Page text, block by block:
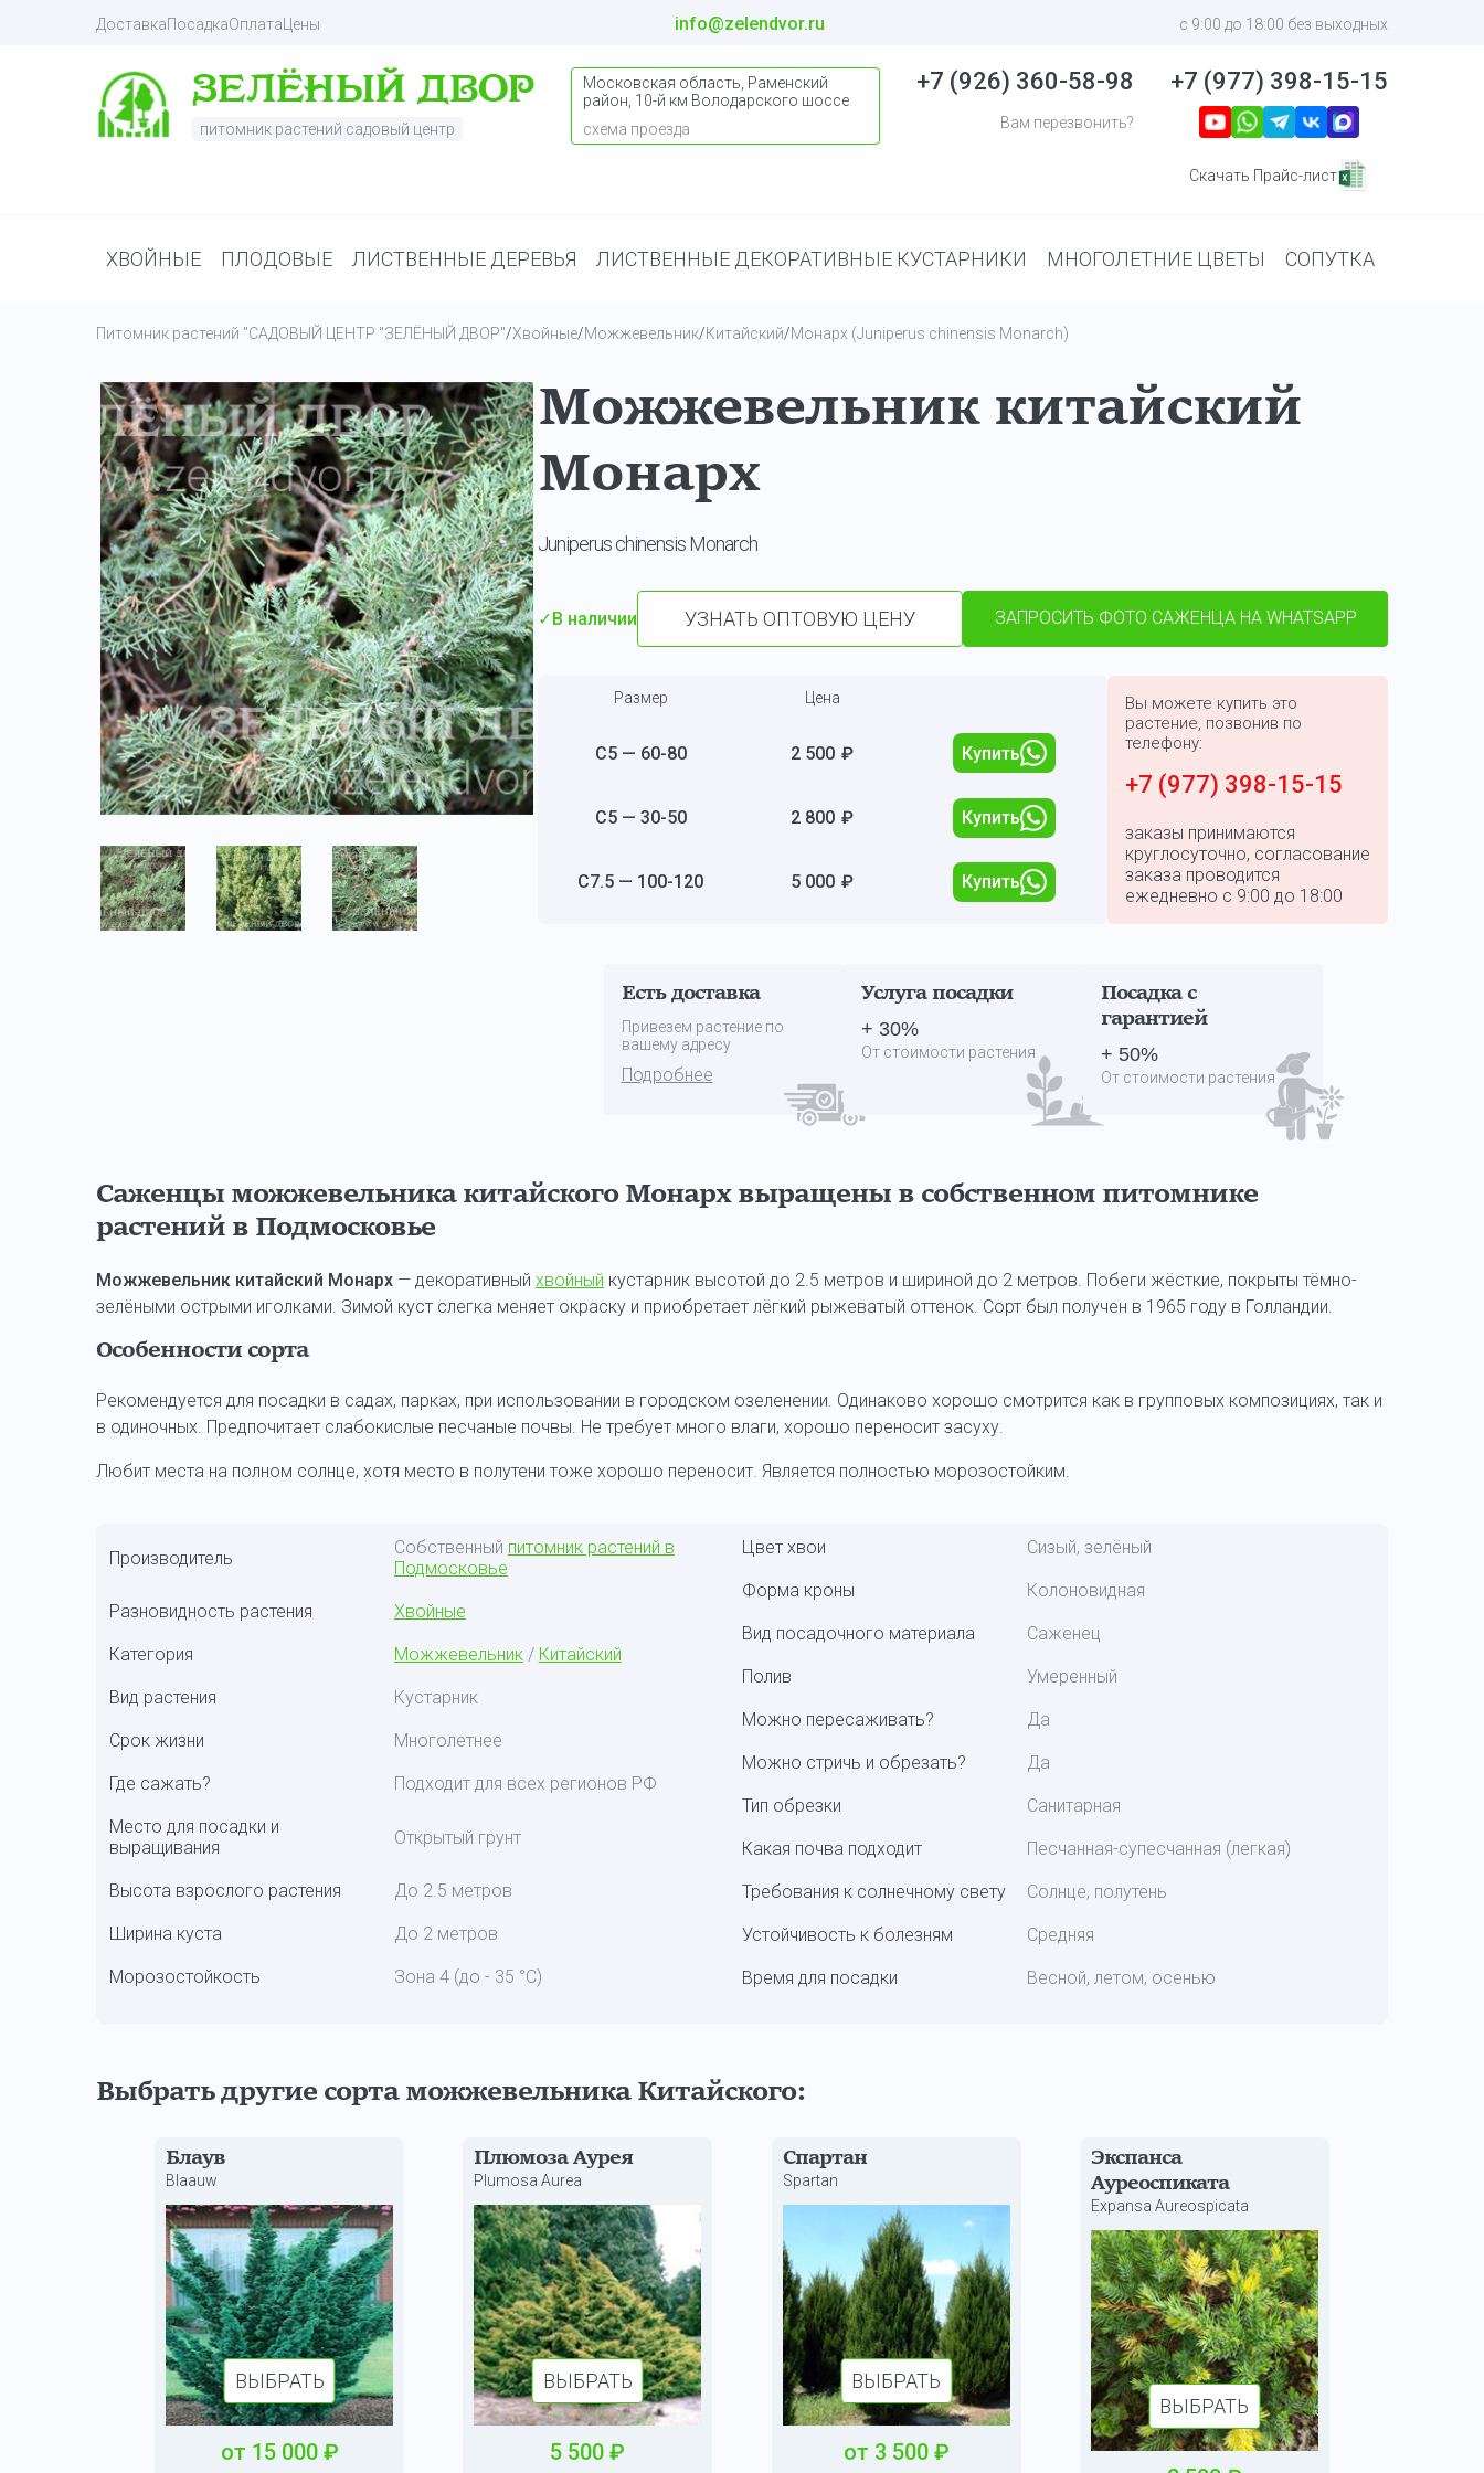
ДоставкаПосадкаОплатаЦены info@zelendvor.ru с 9:00 до 18:00 без выходных
питомник растений садовый центр
Московская область, Раменский
район, 10-й км Володарского шоссе
схема проезда
+7 (926) 360-58-98
Вам перезвонить?
+7 (977) 398-15-15
Скачать Прайс-лист
ХВОЙНЫЕ ПЛОДОВЫЕ ЛИСТВЕННЫЕ ДЕРЕВЬЯ ЛИСТВЕННЫЕ ДЕКОРАТИВНЫЕ КУСТАРНИКИ МНОГОЛЕТНИЕ ЦВЕТЫ СОПУТКА
Питомник растений "САДОВЫЙ ЦЕНТР "ЗЕЛЁНЫЙ ДВОР"/Хвойные/Можжевельник/Китайский/Монарх (Juniperus chinensis Monarch)
Можжевельник китайский
Монарх
Juniperus chinensis Monarch
✓В наличии УЗНАТЬ ОПТОВУЮ ЦЕНУ ЗАПРОСИТЬ ФОТО САЖЕНЦА НА WHATSAPP
Размер Цена
С5 — 60-80 2 500 ₽ Купить
С5 — 30-50 2 800 ₽ Купить
С7.5 — 100-120 5 000 ₽ Купить
Вы можете купить это
растение, позвонив по
телефону:
+7 (977) 398-15-15
заказы принимаются
круглосуточно, согласование
заказа проводится
ежедневно с 9:00 до 18:00
Есть доставка
Привезем растение по
вашему адресу
Подробнее
Услуга посадки
+ 30%
От стоимости растения
Посадка с
гарантией
+ 50%
От стоимости растения
Саженцы можжевельника китайского Монарх выращены в собственном питомнике
растений в Подмосковье
Можжевельник китайский Монарх — декоративный хвойный кустарник высотой до 2.5 метров и шириной до 2 метров. Побеги жёсткие, покрыты тёмно-
зелёными острыми иголками. Зимой куст слегка меняет окраску и приобретает лёгкий рыжеватый оттенок. Сорт был получен в 1965 году в Голландии.
Особенности сорта
Рекомендуется для посадки в садах, парках, при использовании в городском озеленении. Одинаково хорошо смотрится как в групповых композициях, так и
в одиночных. Предпочитает слабокислые песчаные почвы. Не требует много влаги, хорошо переносит засуху.
Любит места на полном солнце, хотя место в полутени тоже хорошо переносит. Является полностью морозостойким.
Производитель Собственный питомник растений в
Подмосковье
Разновидность растения Хвойные
Категория Можжевельник/ Китайский
Вид растения Кустарник
Срок жизни Многолетнее
Где сажать? Подходит для всех регионов РФ
Место для посадки и
выращивания
Открытый грунт
Высота взрослого растения До 2.5 метров
Ширина куста До 2 метров
Морозостойкость Зона 4 (до - 35 °С)
Цвет хвои Сизый, зелёный
Форма кроны Колоновидная
Вид посадочного материала Саженец
Полив Умеренный
Можно пересаживать? Да
Можно стричь и обрезать? Да
Тип обрезки Санитарная
Какая почва подходит Песчанная-супесчанная (легкая)
Требования к солнечному свету Солнце, полутень
Устойчивость к болезням Средняя
Время для посадки Весной, летом, осенью
Выбрать другие сорта можжевельника Китайского:
Блаув
Blaauw
ВЫБРАТЬ
от 15 000 ₽
Плюмоза Аурея
Plumosa Aurea
ВЫБРАТЬ
5 500 ₽
Спартан
Spartan
ВЫБРАТЬ
от 3 500 ₽
Экспанса
Ауреоспиката
Expansa Aureospicata
ВЫБРАТЬ